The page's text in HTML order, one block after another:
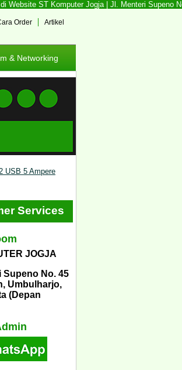
Website ST Komputer Jogja | Jl. Menteri Supeno
Artikel
Order
& Networking
USB 5 Ampere
Services
JOGJA
Supeno No. 45
Umbulharjo,
(Depan